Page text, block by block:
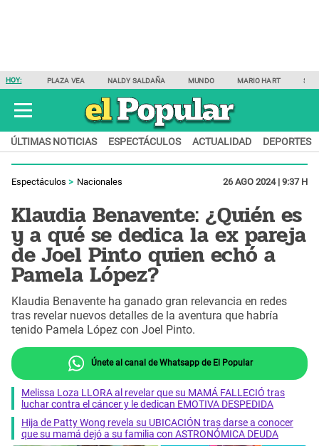
HOY: PLAZA VEA NALDY SALDAÑA MUNDO MARIO HART
ÚLTIMAS NOTICIAS ESPECTÁCULOS ACTUALIDAD DEPORTES
Espectáculos Nacionales 26 AGO 2024 | 9:37 H
Klaudia Benavente: ¿Quién es
y a qué se dedica la ex pareja
de Joel Pinto quien echó a
Pamela López?
Klaudia Benavente ha ganado gran relevancia en redes
tras revelar nuevos detalles de la aventura que habría
tenido Pamela López con Joel Pinto.
Únete al canal de Whatsapp de El Popular
Melissa Loza LLORA al revelar que su MAMÁ FALLECIÓ tras
luchar contra el cáncer y le dedican EMOTIVA DESPEDIDA
Hija de Patty Wong revela su UBICACIÓN tras darse a conocer
que su mamá dejó a su familia con ASTRONÓMICA DEUDA